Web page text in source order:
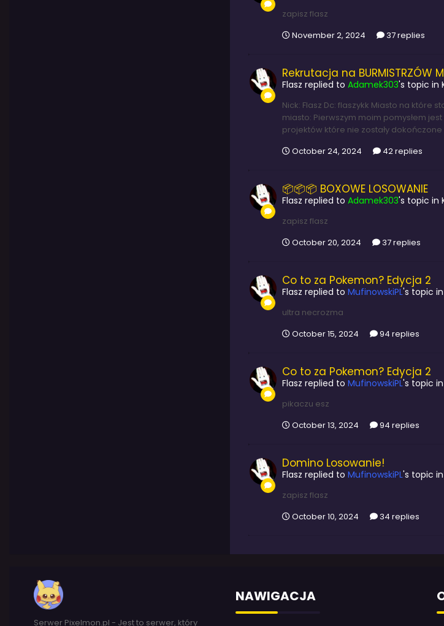
zapisz flasz
November 2, 2024
37 replies
Rekrutacja na BURMISTRZÓW
Flasz replied to Adamek303's topic in
Nick: Flasz Dc: flaszykk Miasto na które
miasto: Pierwszym moim pomysłem
projektów które nie zostały
October 24, 2024
42 replies
📦📦📦 BOXOWE LOSOWANIE
Flasz replied to Adamek303's topic in
zapisz flasz
October 20, 2024
37 replies
Co to za Pokemon? Edycja 2
Flasz replied to MufinowskiPL's topic in
ultra necrozma
October 15, 2024
94 replies
Co to za Pokemon? Edycja 2
Flasz replied to MufinowskiPL's topic in
pikaczu esz
October 13, 2024
94 replies
Domino Losowanie!
Flasz replied to MufinowskiPL's topic in
zapisz flasz
October 10, 2024
34 replies
Serwer Pixelmon.pl - Jest to serwer, który
NAWIGACJA